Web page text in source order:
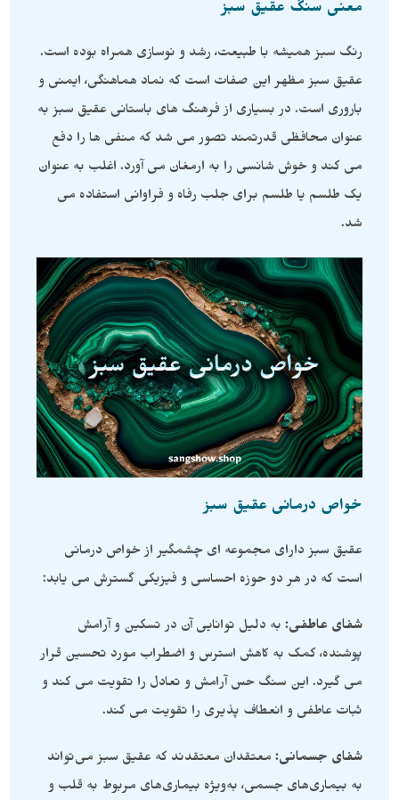
معنی سنگ عقیق سبز
رنگ سبز همیشه با طبیعت، رشد و نوسازی همراه بوده است.
عقیق سبز مظهر این صفات است که نماد هماهنگی، ایمنی و
باروری است. در بسیاری از فرهنگ های باستانی عقیق سبز به
عنوان محافظی قدرتمند تصور می شد که منفی ها را دفع
می کند و خوش شانسی را به ارمغان می آورد. اغلب به عنوان
یک طلسم یا طلسم برای جلب رفاه و فراوانی استفاده می
شد.
خواص درمانی عقیق سبز
عقیق سبز دارای مجموعه ای چشمگیر از خواص درمانی
است که در هر دو حوزه احساسی و فیزیکی گسترش می یابد:
شفای عاطفی: به دلیل توانایی آن در تسکین و آرامش
پوشنده، کمک به کاهش استرس و اضطراب مورد تحسین قرار
می گیرد. این سنگ حس آرامش و تعادل را تقویت می کند و
ثبات عاطفی و انعطاف پذیری را تقویت می کند.
شفای جسمانی: معتقدان معتقدند که عقیق سبز می‌تواند
به بیماری‌های جسمی، به‌ویژه بیماری‌های مربوط به قلب و